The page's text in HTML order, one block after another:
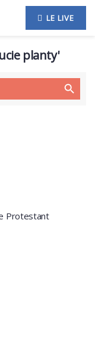
LE LIVE
planty'
Search Button
Protestant